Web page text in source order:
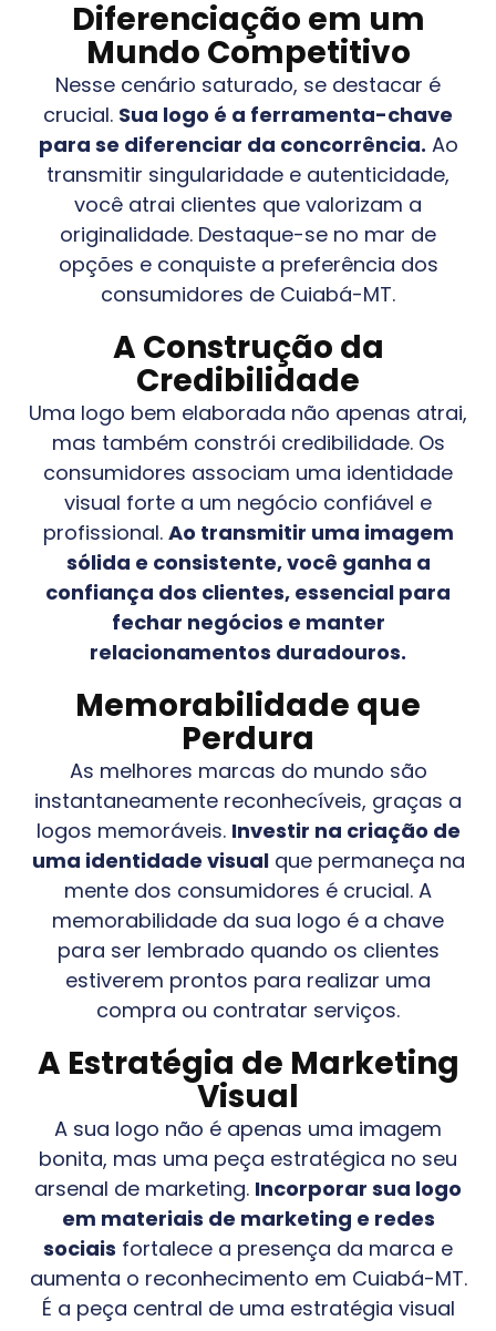
Diferenciação em um
Mundo Competitivo
Nesse cenário saturado, se destacar é
crucial. Sua logo é a ferramenta-chave
para se diferenciar da concorrência. Ao
transmitir singularidade e autenticidade,
você atrai clientes que valorizam a
originalidade. Destaque-se no mar de
opções e conquiste a preferência dos
consumidores de Cuiabá-MT.
A Construção da
Credibilidade
Uma logo bem elaborada não apenas atrai,
mas também constrói credibilidade. Os
consumidores associam uma identidade
visual forte a um negócio confiável e
profissional. Ao transmitir uma imagem
sólida e consistente, você ganha a
confiança dos clientes, essencial para
fechar negócios e manter
relacionamentos duradouros.
Memorabilidade que
Perdura
As melhores marcas do mundo são
instantaneamente reconhecíveis, graças a
logos memoráveis. Investir na criação de
uma identidade visualque permaneça na
mente dos consumidores é crucial. A
memorabilidade da sua logo é a chave
para ser lembrado quando os clientes
estiverem prontos para realizar uma
compra ou contratar serviços.
A Estratégia de Marketing
Visual
A sua logo não é apenas uma imagem
bonita, mas uma peça estratégica no seu
arsenal de marketing. Incorporar sua logo
em materiais de marketing e redes
sociais fortalece a presença da marca e
aumenta o reconhecimento em Cuiabá-MT.
É a peça central de uma estratégia visual